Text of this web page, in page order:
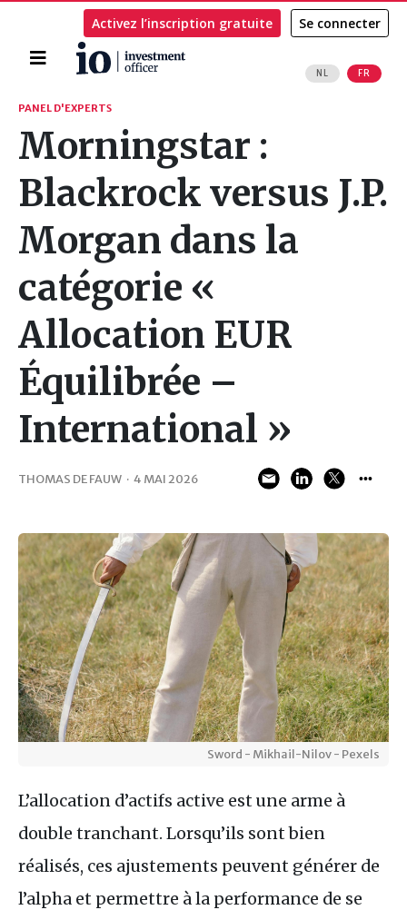
Accueil
NL FR
Activez l’inscription gratuite Se connecter
Rechercher
PANEL D'EXPERTS
Morningstar :
Blackrock versus J.P.
Morgan dans la
catégorie «
Allocation EUR
Équilibrée –
International »
THOMAS DE FAUW · 4 MAI 2026
Sword - Mikhail-Nilov - Pexels
L’allocation d’actifs active est une arme à
double tranchant. Lorsqu’ils sont bien
réalisés, ces ajustements peuvent générer de
l’alpha et permettre à la performance de se